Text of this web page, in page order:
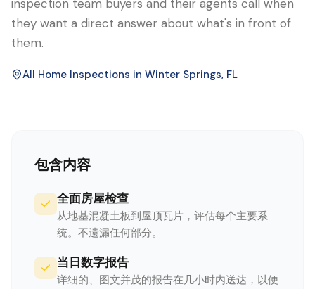
inspection team buyers and their agents call when
they want a direct answer about what's in front of
them.
All Home Inspections in Winter Springs, FL
包含内容
全面房屋检查
从地基混凝土板到屋顶瓦片，评估每个主要系
统。不遗漏任何部分。
当日数字报告
详细的、图文并茂的报告在几小时内送达，以便